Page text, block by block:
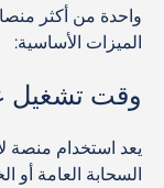
واحدة من أكثر
الميزات الأساسية:
وقت تشغيل
يعد استخدام منصة
السحابة العامة أو